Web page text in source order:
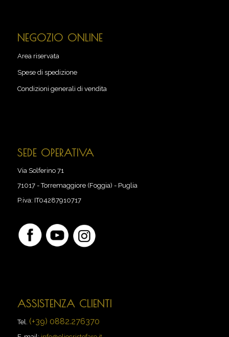
NEGOZIO ONLINE
Area riservata
Spese di spedizione
Condizioni generali di vendita
SEDE OPERATIVA
Via Solferino 71
71017-Torremaggiore (Foggia) - Puglia
P.iva: IT04287910717
ASSISTENZA CLIENTI
Tel. (+39) 0882.276370